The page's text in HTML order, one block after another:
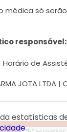
médica só
responsável:
Horário de
JOTA
estatísticas